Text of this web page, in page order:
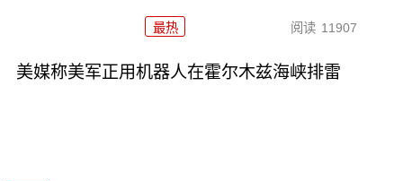
最热 阅读 11907
美媒称美军正用机器人在霍尔木兹海峡排雷